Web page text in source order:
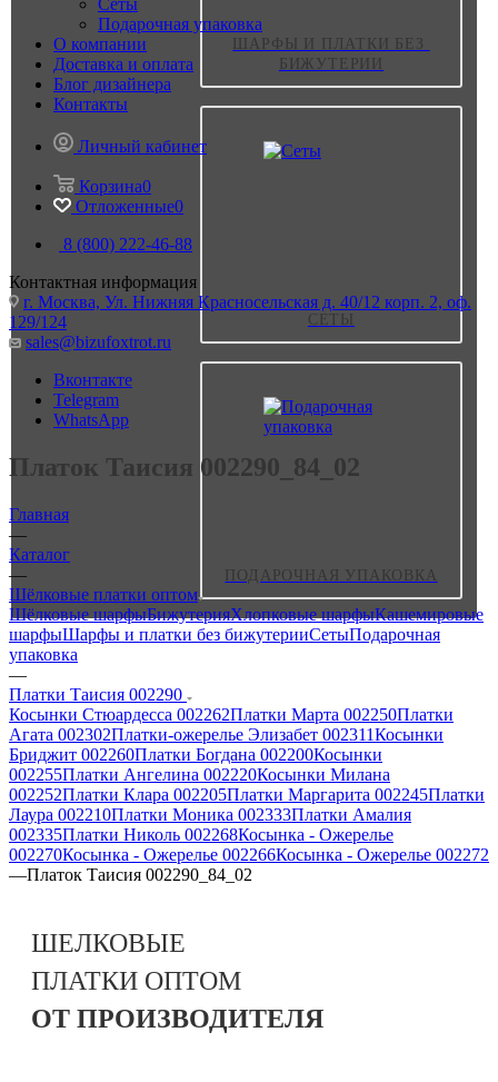
ШАРФЫ И ПЛАТКИ БЕЗ
БИЖУТЕРИИ
СЕТЫ
ПОДАРОЧНАЯ УПАКОВКА
Сеты
Подарочная упаковка
О компании
Доставка и оплата
Блог дизайнера
Контакты
Личный кабинет
Корзина0
Отложенные0
8 (800) 222-46-88
Контактная информация
г. Москва, Ул. Нижняя Красносельская д. 40/12 корп. 2, оф.
129/124
sales@bizufoxtrot.ru
Вконтакте
Telegram
WhatsApp
Платок Таисия 002290_84_02
Главная
—
Каталог
—
Шёлковые платки оптом
Шёлковые шарфыБижутерияХлопковые шарфыКашемировые
шарфыШарфы и платки без бижутерииСетыПодарочная
упаковка
—
Платки Таисия 002290
Косынки Стюардесса 002262Платки Марта 002250Платки
Агата 002302Платки-ожерелье Элизабет 002311Косынки
Бриджит 002260Платки Богдана 002200Косынки
002255Платки Ангелина 002220Косынки Милана
002252Платки Клара 002205Платки Маргарита 002245Платки
Лаура 002210Платки Моника 002333Платки Амалия
002335Платки Николь 002268Косынка - Ожерелье
002270Косынка - Ожерелье 002266Косынка - Ожерелье 002272
—Платок Таисия 002290_84_02
ШЕЛКОВЫЕ
ПЛАТКИ ОПТОМ
ОТ ПРОИЗВОДИТЕЛЯ